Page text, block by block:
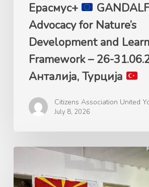
31.06.2026
Анталија,
Турција
Ерасмус+
Advocacy for Nature’s
Development and
Framework – 26-
Анталија, Турција
Citizens Association United
July 8, 2026
Ерасмус+
Mладинска